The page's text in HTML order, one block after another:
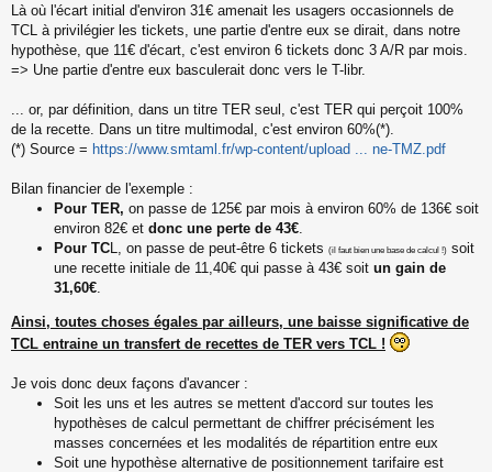
Là où l'écart initial d'environ 31€ amenait les usagers occasionnels de
TCL à privilégier les tickets, une partie d'entre eux se dirait, dans notre
hypothèse, que 11€ d'écart, c'est environ 6 tickets donc 3 A/R par mois.
=> Une partie d'entre eux basculerait donc vers le T-libr.
... or, par définition, dans un titre TER seul, c'est TER qui perçoit 100%
de la recette. Dans un titre multimodal, c'est environ 60%(*).
(*) Source = https://www.smtaml.fr/wp-content/upload ... ne-TMZ.pdf
Bilan financier de l'exemple :
Pour TER, on passe de 125€ par mois à environ 60% de 136€ soit
environ 82€ et donc une perte de 43€
Pour TCL, on passe de peut-être 6 tickets (il faut bien une base de calcul !) soit
une recette initiale de 11,40€ qui passe à 43€ soit un gain de
31,60€
Ainsi, toutes choses égales par ailleurs, une baisse significative de
TCL entraine un transfert de recettes de TER vers TCL !
Je vois donc deux façons d'avancer :
Soit les uns et les autres se mettent d'accord sur toutes les
hypothèses de calcul permettant de chiffrer précisément les
masses concernées et les modalités de répartition entre eux
Soit une hypothèse alternative de positionnement tarifaire est